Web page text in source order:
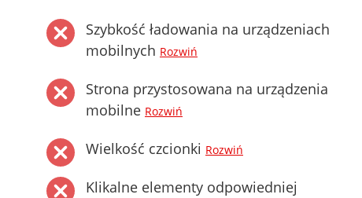
Szybkość ładowania na urządzeniach
mobilnych Rozwiń
Strona przystosowana na urządzenia
mobilne Rozwiń
Wielkość czcionki Rozwiń
Klikalne elementy odpowiedniej